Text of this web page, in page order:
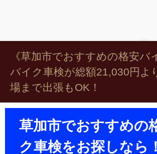
《草加市でおすすめの格安バ
バイク車検が総額21,030円よ
場まで出張もOK！
草加市でおすすめの
ク車検をお探しなら！